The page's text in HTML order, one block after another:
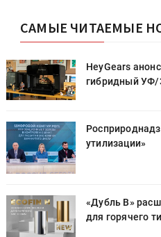
САМЫЕ ЧИТАЕМЫЕ
HeyGears
гибридный УФ/
утилизации»
«Дубль В»
для горячего